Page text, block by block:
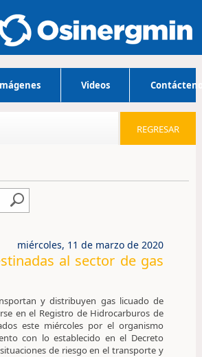
Videos Contáctenos
REGRESAR
al sector de gas
miércoles, 11 de marzo de 2020
y distribuyen gas licuado de
en el Registro de Hidrocarburos de
este miércoles por el organismo
con lo establecido en el Decreto
de riesgo en el transporte y